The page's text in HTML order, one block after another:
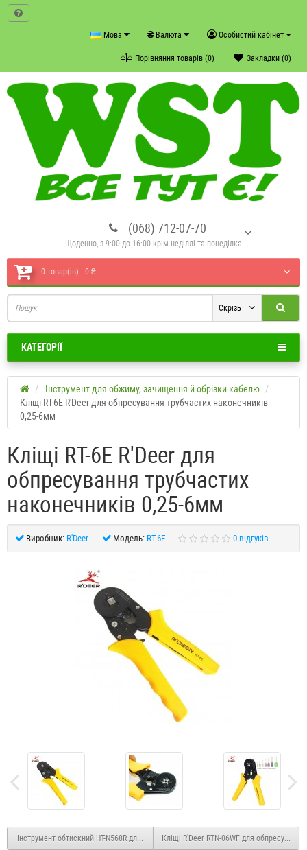
Особистий кабінет
₴ Валюта
Мова
Закладки (0)
Порівняння товарів (0)
(068) 712-07-70
Щоденно, з 9:00 до 16:00 крім неділлі та понеділка
0 товар(ів) - 0 ₴
Скрізь
КАТЕГОРІЇ
Інструмент для обжиму, зачищення й обрізки кабелю
Кліщі RT-6E R'Deer для обпресування трубчастих наконечників
0,25-6мм
Кліщі RT-6E R'Deer для
обпресування трубчастих
наконечників 0,25-6мм
Виробник: R'Deer Модель: RT-6E 0 відгуків
Інструмент обтискний НТ-N568R для 6р4с, 8p8c роз'ємів, з тріскачкою
Кліщі R'Deer RTN-06WF для